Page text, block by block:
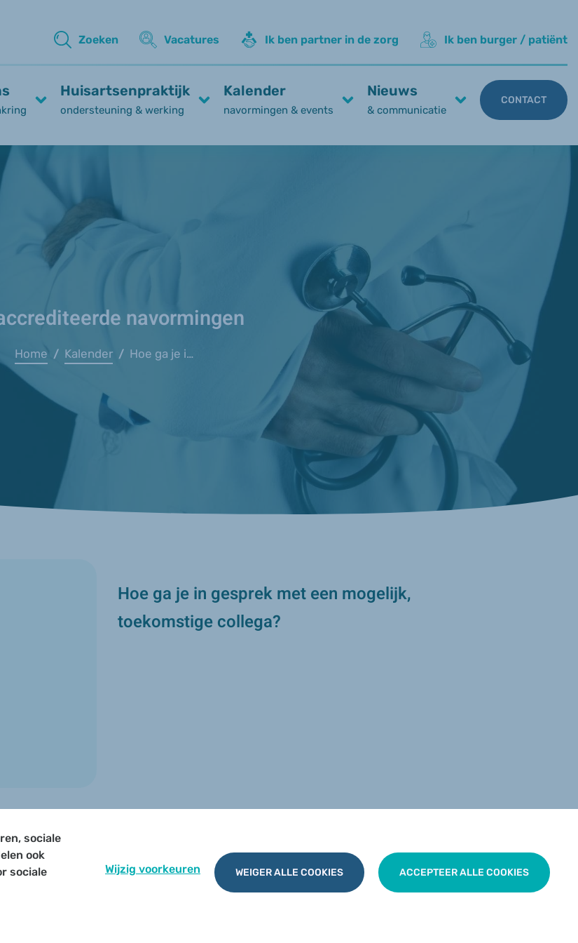
CONTACT
Huisartsenpraktijk
ondersteuning & werking
Kalender
navormingen & events
Nieuws
& communicatie
Zoeken Vacatures Ik ben partner in de zorg Ik ben burger / patiënt
navormingen
Home / Kalender / Hoe ga je in gesprek met een mogelijk, toekomstige collega?
Hoe ga je in gesprek met een mogelijk,
toekomstige collega?
sociale
ook
sociale
Wijzig voorkeuren WEIGER ALLE COOKIES ACCEPTEER ALLE COOKIES